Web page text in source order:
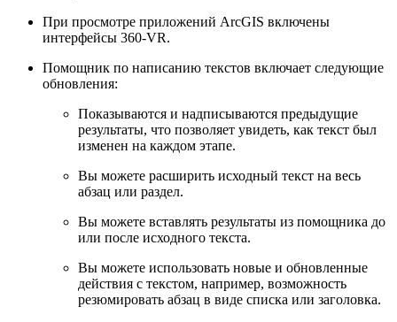
При просмотре приложений ArcGIS включены
интерфейсы 360-VR.
Помощник по написанию текстов включает следующие
обновления:
Показываются и надписываются предыдущие
результаты, что позволяет увидеть, как текст был
изменен на каждом этапе.
Вы можете расширить исходный текст на весь
абзац или раздел.
Вы можете вставлять результаты из помощника до
или после исходного текста.
Вы можете использовать новые и обновленные
действия с текстом, например, возможность
резюмировать абзац в виде списка или заголовка.